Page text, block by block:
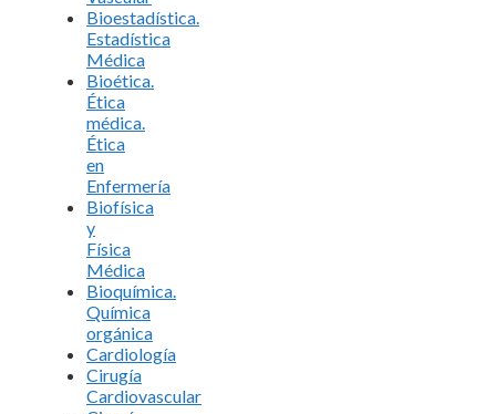
Bioestadística.
Estadística
Médica
Bioética.
Ética
médica.
Ética
en
Enfermería
Biofísica
y
Física
Médica
Bioquímica.
Química
orgánica
Cardiología
Cirugía
Cardiovascular